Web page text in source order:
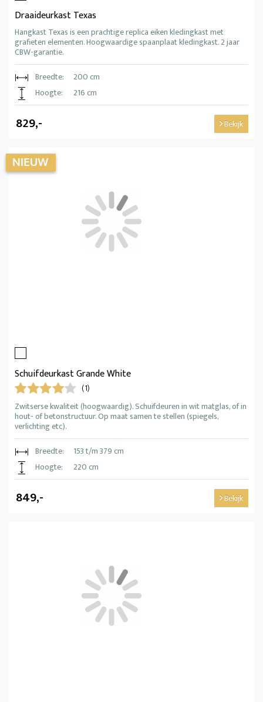
Draaideurkast Texas
Hangkast Texas is een prachtige replica eiken kledingkast met
grafieten elementen. Hoogwaardige spaanplaat kledingkast. 2 jaar
CBW-garantie.
Breedte:
200 cm
Hoogte:
216 cm
829,- Bekijk
Schuifdeurkast Grande White
(1)
Zwitserse kwaliteit (hoogwaardig). Schuifdeuren in wit matglas, of in
hout- of betonstructuur. Op maat samen te stellen (spiegels,
verlichting etc).
Breedte:
153 t/m 379 cm
Hoogte:
220 cm
849,- Bekijk